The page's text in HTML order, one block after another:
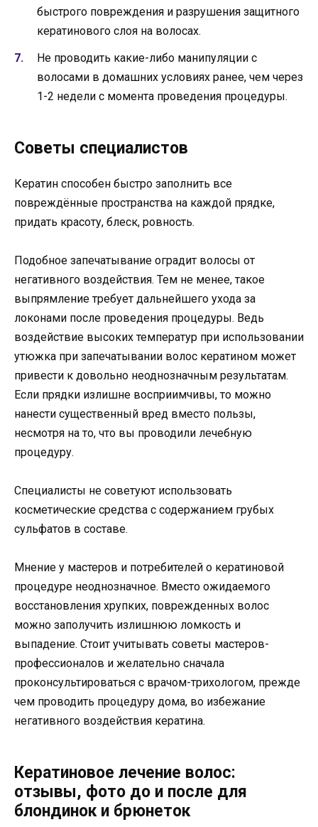
быстрого повреждения и разрушения защитного
кератинового слоя на волосах.
Не проводить какие-либо манипуляции с
волосами в домашних условиях ранее, чем через
1-2 недели с момента проведения процедуры.
Советы специалистов
Кератин способен быстро заполнить все
повреждённые пространства на каждой прядке,
придать красоту, блеск, ровность.
Подобное запечатывание оградит волосы от
негативного воздействия. Тем не менее, такое
выпрямление требует дальнейшего ухода за
локонами после проведения процедуры. Ведь
воздействие высоких температур при использовании
утюжка при запечатывании волос кератином может
привести к довольно неоднозначным результатам.
Если прядки излишне восприимчивы, то можно
нанести существенный вред вместо пользы,
несмотря на то, что вы проводили лечебную
процедуру.
Специалисты не советуют использовать
косметические средства с содержанием грубых
сульфатов в составе.
Мнение у мастеров и потребителей о кератиновой
процедуре неоднозначное. Вместо ожидаемого
восстановления хрупких, поврежденных волос
можно заполучить излишнюю ломкость и
выпадение. Стоит учитывать советы мастеров-
профессионалов и желательно сначала
проконсультироваться с врачом-трихологом, прежде
чем проводить процедуру дома, во избежание
негативного воздействия кератина.
Кератиновое лечение волос:
отзывы, фото до и после для
блондинок и брюнеток